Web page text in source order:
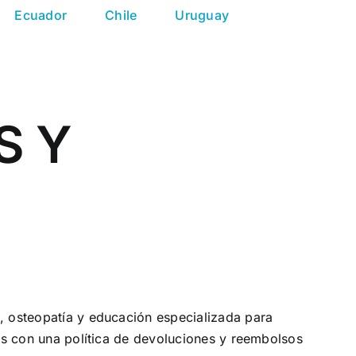
Ecuador Chile Uruguay
Y
y educación especializada para
con una política de devoluciones y reembolsos